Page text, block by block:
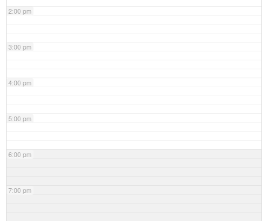
2:00 pm
3:00 pm
4:00 pm
5:00 pm
6:00 pm
7:00 pm